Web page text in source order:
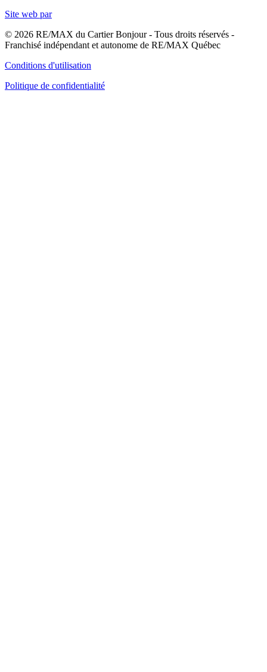
Site web par
© 2026 RE/MAX du Cartier Bonjour - Tous droits réservés -
Franchisé indépendant et autonome de RE/MAX Québec
Conditions d'utilisation
Politique de confidentialité